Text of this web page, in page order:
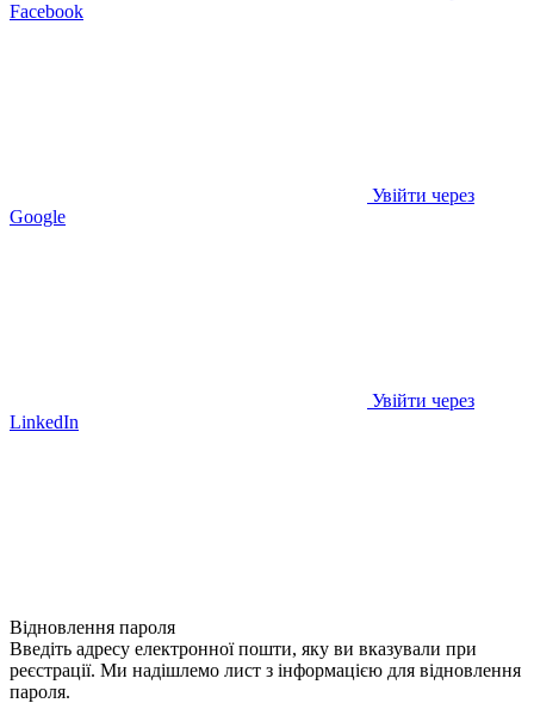
Facebook
Увійти через
Google
Увійти через
LinkedIn
Відновлення пароля
Введіть адресу електронної пошти, яку ви вказували при
реєстрації. Ми надішлемо лист з інформацією для відновлення
пароля.